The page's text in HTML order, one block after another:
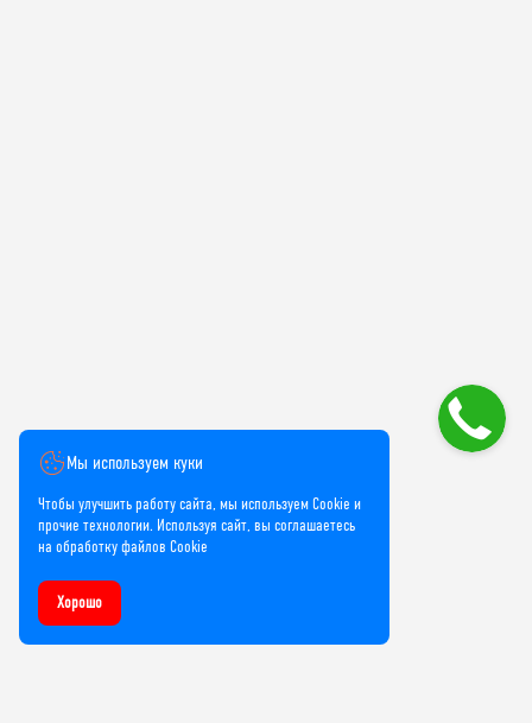
Мы используем куки
Чтобы улучшить работу сайта, мы используем Cookie и
прочие технологии. Используя сайт, вы соглашаетесь
на обработку файлов Cookie
Хорошо